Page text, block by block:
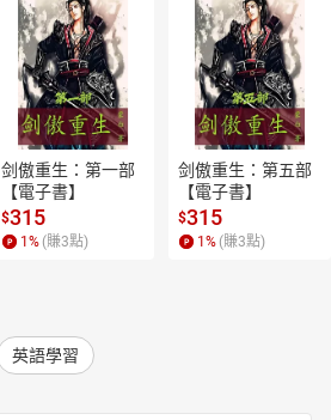
剑傲重生：第一部
【電子書】
$315
1 % (賺3點)
剑傲重生：第五部
【電子書】
$315
1 % (賺3點)
英語學習